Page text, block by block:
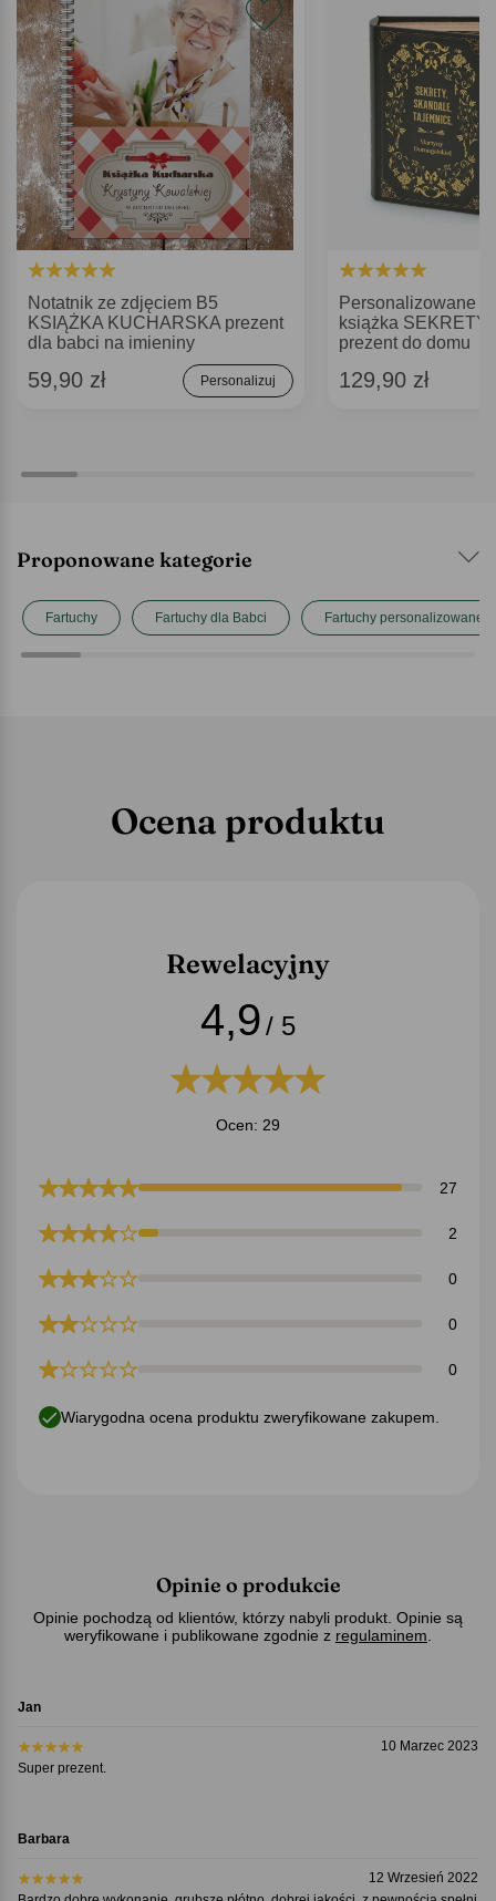
Notatnik ze zdjęciem B5
KSIĄŻKA KUCHARSKA prezent
dla babci na imieniny
59,90 zł Personalizuj
Personalizowane
książka SEKRETY
prezent do domu
129,90 zł
Proponowane kategorie
Fartuchy Fartuchy dla Babci Fartuchy personalizowane
Ocena produktu
Rewelacyjny
4,9/ 5
Ocen: 29
27
2
0
0
0
Wiarygodna ocena produktu zweryfikowane zakupem.
Opinie o produkcie
Opinie pochodzą od klientów, którzy nabyli produkt. Opinie są
weryfikowane i publikowane zgodnie z regulaminem
Jan
10 Marzec 2023
Super prezent.
Barbara
12 Wrzesień 2022